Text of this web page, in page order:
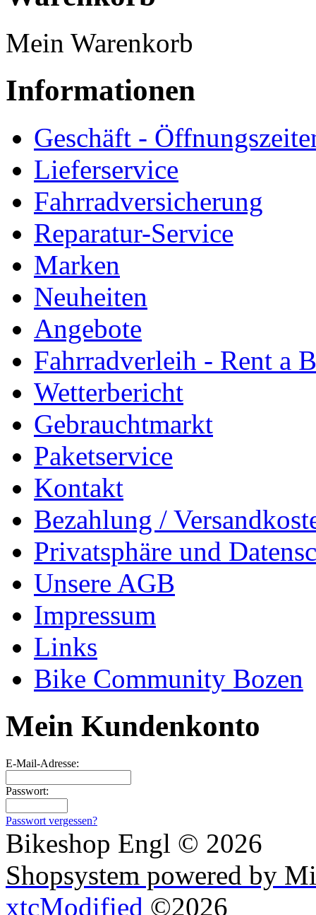
Mein Warenkorb
Informationen
Geschäft -
Lieferservice
Fahrradversicherung
Reparatur-Service
Marken
Neuheiten
Angebote
Fahrradverleih - Rent a
Wetterbericht
Gebrauchtmarkt
Paketservice
Kontakt
Bezahlung /
Privatsphäre und
Unsere AGB
Impressum
Links
Bike Community Bozen
Mein Kundenkonto
E-Mail-Adresse:
Passwort:
Passwort vergessen?
Bikeshop Engl © 2026
Shopsystem powered by
xtcModified ©2026